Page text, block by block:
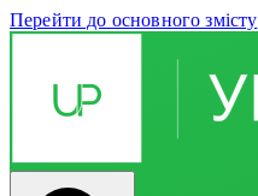
Перейти до основного змісту